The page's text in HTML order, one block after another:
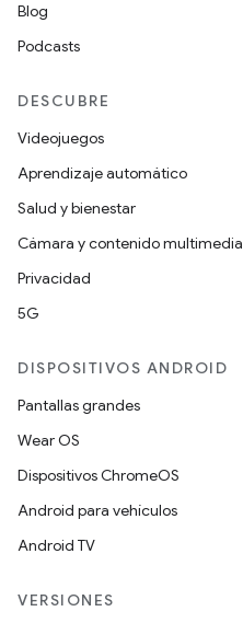
Blog
Podcasts
DESCUBRE
Videojuegos
Aprendizaje automático
Salud y bienestar
Cámara y contenido multimedia
Privacidad
5G
DISPOSITIVOS ANDROID
Pantallas grandes
Wear OS
Dispositivos ChromeOS
Android para vehículos
Android TV
VERSIONES